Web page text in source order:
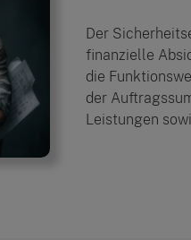
Der
finanzielle
die
der
Leistungen